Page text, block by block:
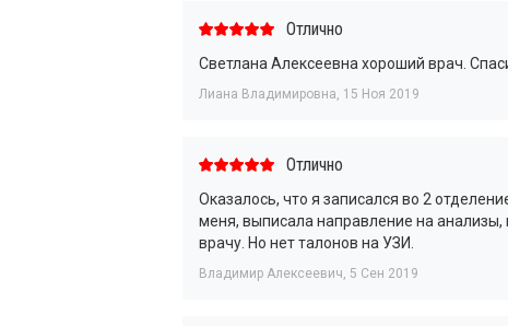
Отлично
Светлана Алексеевна хороший врач.
Лиана Владимировна, 15 Ноя 2019
Отлично
Оказалось, что я записался во 2
меня, выписала направление на
врачу. Но нет талонов на УЗИ.
Владимир Алексеевич, 5 Сен 2019